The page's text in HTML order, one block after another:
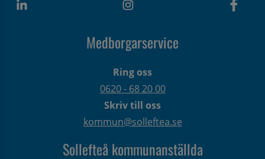
Medborgarservice
Ring oss
0620 - 68 20 00
Skriv till oss
kommun@solleftea.se
Sollefteå kommunanställda